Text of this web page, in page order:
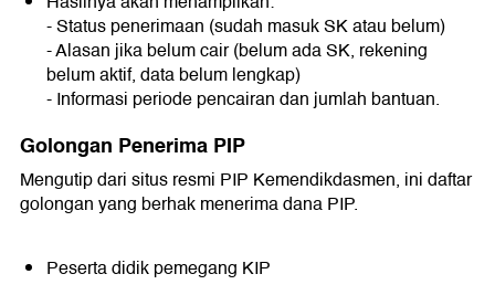
- Status penerimaan (sudah masuk SK atau belum)
- Alasan jika belum cair (belum ada SK, rekening
belum aktif, data belum lengkap)
- Informasi periode pencairan dan jumlah bantuan.
Golongan Penerima PIP
Mengutip dari situs resmi PIP Kemendikdasmen, ini daftar
golongan yang berhak menerima dana PIP.
Peserta didik pemegang KIP